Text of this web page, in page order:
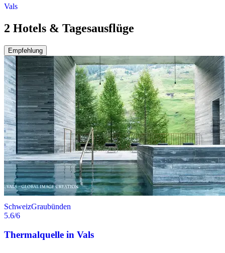
Vals
2 Hotels & Tagesausflüge
Empfehlung
SchweizGraubünden
5.6/6
Thermalquelle in Vals